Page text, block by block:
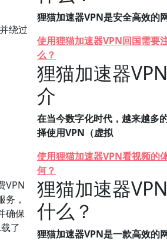
绕过
VPN
，
确保
了
狸猫加速器VPN是安全高效的
使用狸猫加速器VPN回国需要
么？
狸猫加速器
介
在当今数字化时代，越来越多
择使用VPN（虚拟
使用狸猫加速器VPN看视频的
何？
狸猫加速器
什么？
狸猫加速器VPN是一款高效的